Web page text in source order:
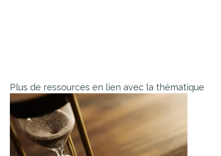
Plus de ressources en lien avec la thématique